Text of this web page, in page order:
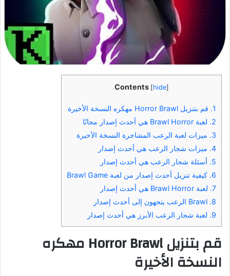
Contents [hide]
1. قم بتنزيل Horror Brawl مهكره النسخة الأخيرة
2. لعبة Brawl Horror هي أحدث إصدار مجانًا
3. ميزات لعبة الرعب المشاجرة النسخة الأخيرة
4. ميزات شجار الرعب هي أحدث إصدار
5. أسئلة شجار الرعب هي أحدث إصدار
6. كيفية تنزيل أحدث إصدار من لعبة Brawl Game
7. لعبة Brawl Horror هي أحدث إصدار
8.
9. لعبة شجار الرعب الأبرز هي أحدث إصدار
قم بتنزيل Horror Brawl مهكره
النسخة الأخيرة